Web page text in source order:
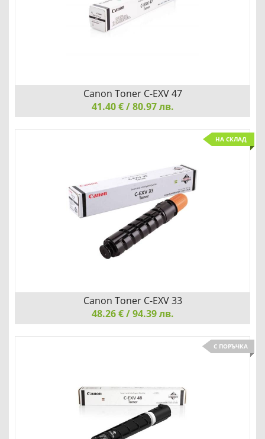
Детайли
Canon Toner C-EXV 47
41.40 € / 80.97 лв.
НА СКЛАД
Canon Toner C-EXV 33
48.26 € / 94.39 лв.
С ПОРЪЧКА